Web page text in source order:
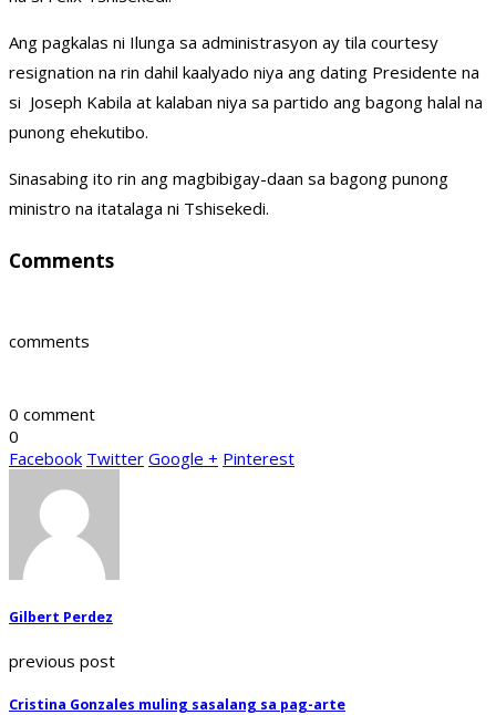
Ang pagkalas ni Ilunga sa administrasyon ay tila courtesy
resignation na rin dahil kaalyado niya ang dating Presidente na
si Joseph Kabila at kalaban niya sa partido ang bagong halal na
punong ehekutibo.
Sinasabing ito rin ang magbibigay-daan sa bagong punong
ministro na itatalaga ni Tshisekedi.
Comments
comments
0 comment
0
Facebook Twitter Google + Pinterest
Gilbert Perdez
previous post
Cristina Gonzales muling sasalang sa pag-arte